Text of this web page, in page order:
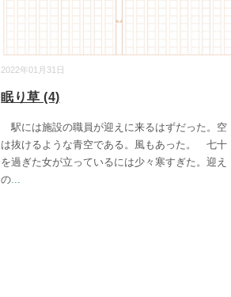
2022年01月31日
眠り草 (4)
駅には施設の職員が迎えに来るはずだった。空
は抜けるような青空である。風もあった。 七十
を過ぎた女が立っているには少々寒すぎた。迎え
の...